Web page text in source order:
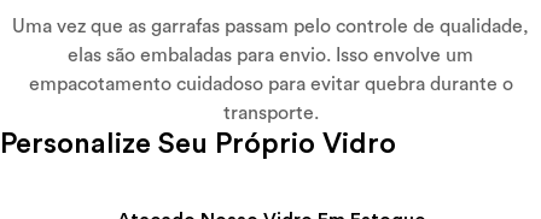
Uma vez que as garrafas passam pelo controle de qualidade,
elas são embaladas para envio. Isso envolve um
empacotamento cuidadoso para evitar quebra durante o
transporte.
Personalize Seu Próprio Vidro